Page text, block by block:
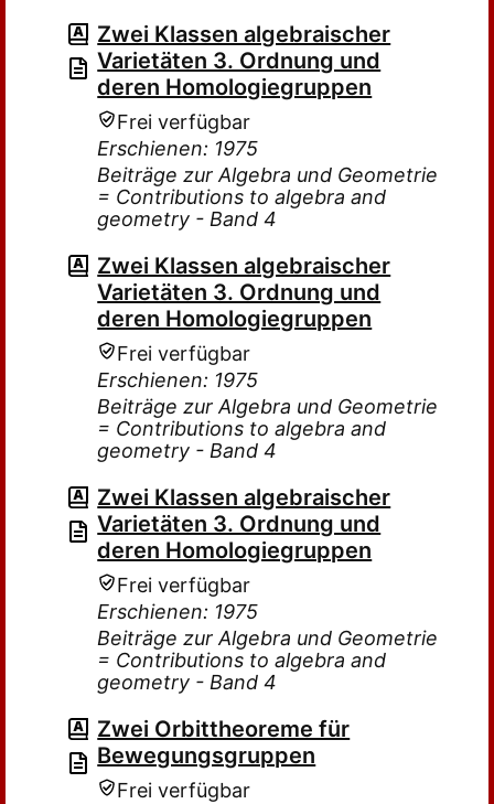
Zwei Klassen algebraischer
Varietäten 3. Ordnung und
deren Homologiegruppen
Frei verfügbar
Erschienen: 1975
Beiträge zur Algebra und Geometrie
= Contributions to algebra and
geometry - Band 4
Zwei Klassen algebraischer
Varietäten 3. Ordnung und
deren Homologiegruppen
Frei verfügbar
Erschienen: 1975
Beiträge zur Algebra und Geometrie
= Contributions to algebra and
geometry - Band 4
Zwei Klassen algebraischer
Varietäten 3. Ordnung und
deren Homologiegruppen
Frei verfügbar
Erschienen: 1975
Beiträge zur Algebra und Geometrie
= Contributions to algebra and
geometry - Band 4
Zwei Orbittheoreme für
Bewegungsgruppen
Frei verfügbar